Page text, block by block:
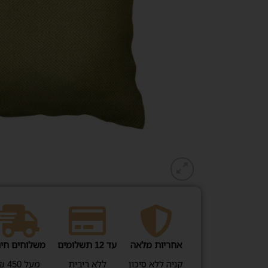
אחריות מלאה
קניה ללא סיכון
עד 12 תשלומים
ללא ריבית
משלוחים
מעל 450 ₪